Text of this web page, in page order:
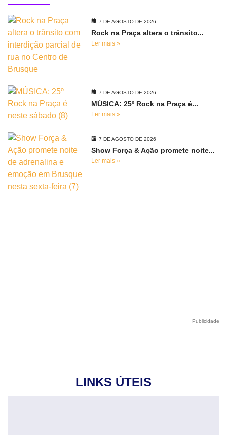
7 DE AGOSTO DE 2026
Rock na Praça altera o trânsito...
Ler mais »
7 DE AGOSTO DE 2026
MÚSICA: 25º Rock na Praça é...
Ler mais »
7 DE AGOSTO DE 2026
Show Força & Ação promete noite...
Ler mais »
Publicidade
LINKS ÚTEIS